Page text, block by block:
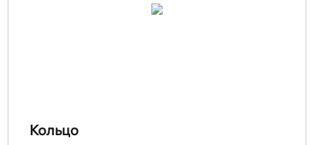
Кольцо